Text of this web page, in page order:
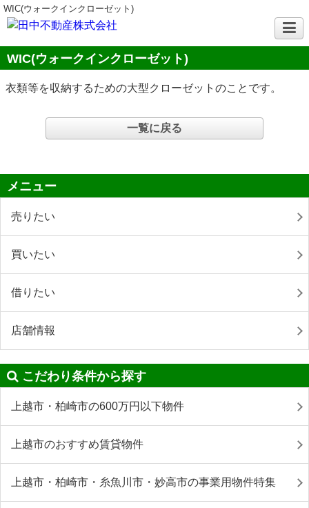
WIC(ウォークインクローゼット)
WIC(ウォークインクローゼット)
衣類等を収納するための大型クローゼットのことです。
一覧に戻る
メニュー
売りたい
買いたい
借りたい
店舗情報
こだわり条件から探す
上越市・柏崎市の600万円以下物件
上越市のおすすめ賃貸物件
上越市・柏崎市・糸魚川市・妙高市の事業用物件特集